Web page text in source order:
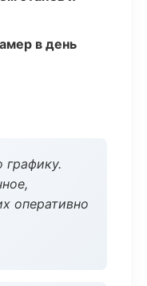
в день
графику.
оперативно